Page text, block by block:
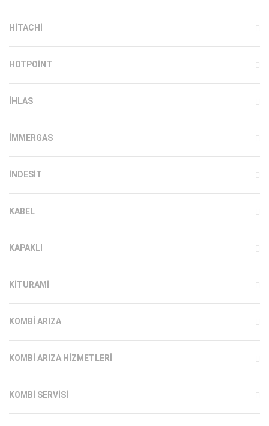
HITACHI
HOTPOINT
IHLAS
İMMERGAS
INDESIT
KABEL
KAPAKLI
KITURAMI
KOMBI ARIZA
KOMBI ARIZA HIZMETLERI
KOMBI SERVISI